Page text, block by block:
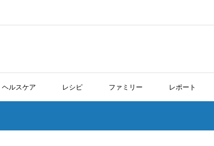
ヘルスケア レシピ ファミリー レポート